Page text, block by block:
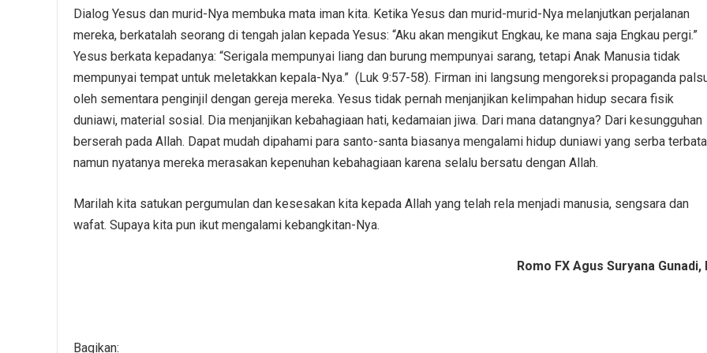
Dialog Yesus dan murid-Nya membuka mata iman kita. Ketika Yesus dan murid-murid-Nya melanjutkan perjalanan
mereka, berkatalah seorang di tengah jalan kepada Yesus: “Aku akan mengikut Engkau, ke mana saja Engkau pergi.”
Yesus berkata kepadanya: “Serigala mempunyai liang dan burung mempunyai sarang, tetapi Anak Manusia tidak
mempunyai tempat untuk meletakkan kepala-Nya.” (Luk 9:57-58). Firman ini langsung mengoreksi propaganda
oleh sementara penginjil dengan gereja mereka. Yesus tidak pernah menjanjikan kelimpahan hidup secara fisik
duniawi, material sosial. Dia menjanjikan kebahagiaan hati, kedamaian jiwa. Dari mana datangnya? Dari kesungguhan
berserah pada Allah. Dapat mudah dipahami para santo-santa biasanya mengalami hidup duniawi yang serba
namun nyatanya mereka merasakan kepenuhan kebahagiaan karena selalu bersatu dengan Allah.
Marilah kita satukan pergumulan dan kesesakan kita kepada Allah yang telah rela menjadi manusia, sengsara dan
wafat. Supaya kita pun ikut mengalami kebangkitan-Nya.
Romo FX Agus Suryana Gunadi,
Bagikan: